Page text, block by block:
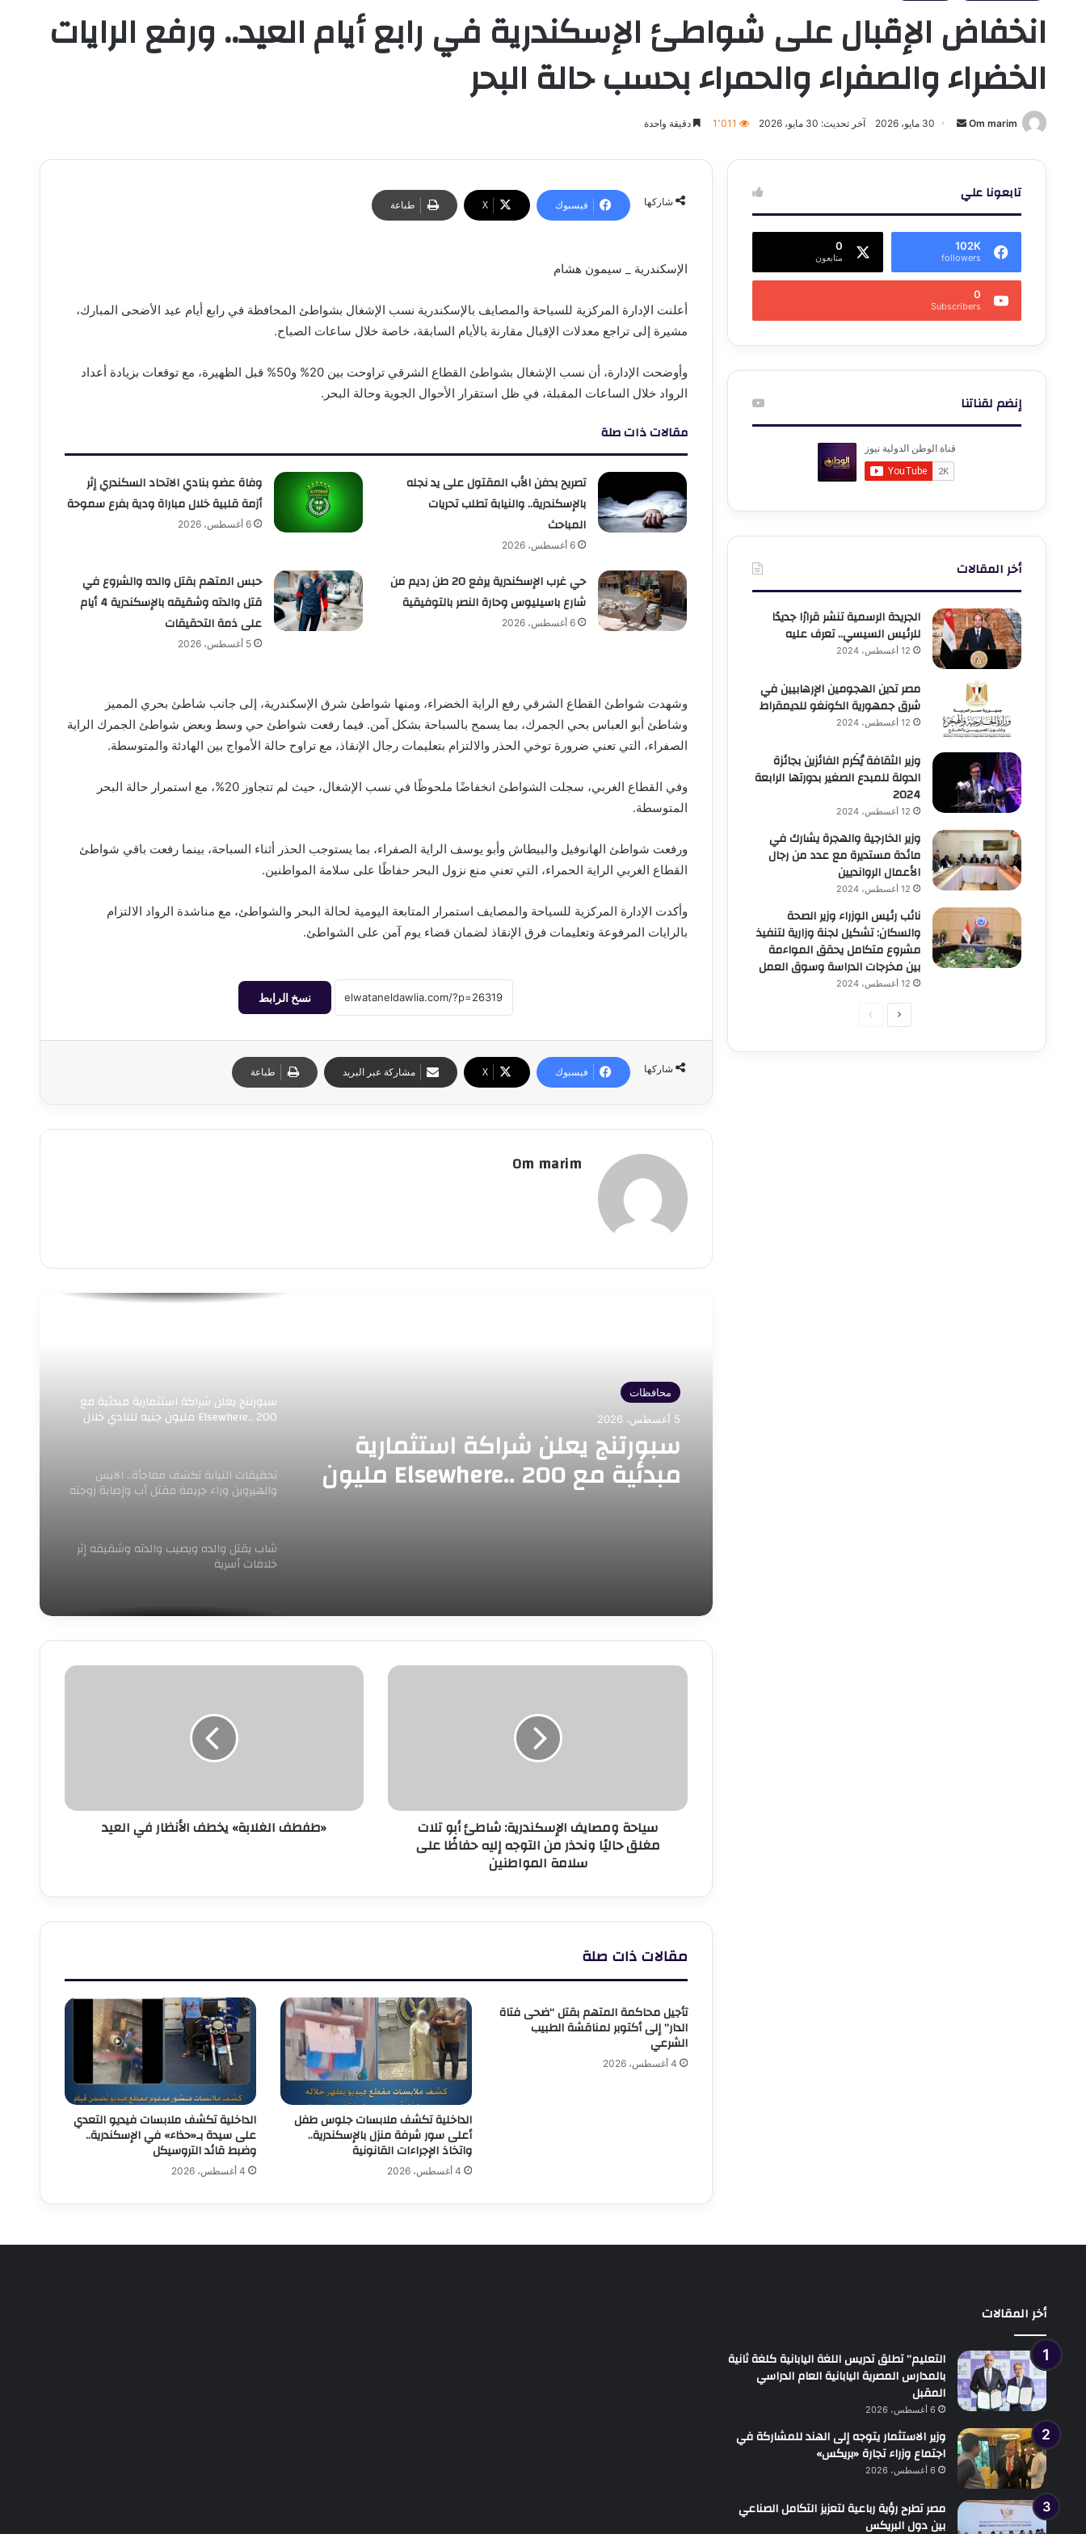
انخفاض الإقبال على شواطئ الإسكندرية في رابع أيام العيد.. ورفع الرايات
الخضراء والصفراء والحمراء بحسب حالة البحر
Om marim
أرسل
إلكترونيا
30 مايو، 2026 آخر تحديث: 30 مايو، 2026 1٬011 دقيقة واحدة
شاركها فيسبوك ‫X طباعة
الإسكندرية _ سيمون هشام
أعلنت الإدارة المركزية للسياحة والمصايف بالإسكندرية نسب الإشغال بشواطئ المحافظة في رابع أيام عيد الأضحى المبارك،
مشيرة إلى تراجع معدلات الإقبال مقارنة بالأيام السابقة، خاصة خلال ساعات الصباح.
وأوضحت الإدارة، أن نسب الإشغال بشواطئ القطاع الشرقي تراوحت بين 20% و50% قبل الظهيرة، مع توقعات بزيادة أعداد
الرواد خلال الساعات المقبلة، في ظل استقرار الأحوال الجوية وحالة البحر.
مقالات ذات صلة
تصريح بدفن الأب المقتول على يد نجله
بالإسكندرية.. والنيابة تطلب تحريات
المباحث
6 أغسطس، 2026
وفاة عضو بنادي الاتحاد السكندري إثر
أزمة قلبية خلال مباراة ودية بفرع سموحة
6 أغسطس، 2026
حي غرب الإسكندرية يرفع 20 طن رديم من
شارع باسيليوس وحارة النصر بالتوفيقية
6 أغسطس، 2026
حبس المتهم بقتل والده والشروع في
قتل والدته وشقيقه بالإسكندرية 4 أيام
على ذمة التحقيقات
5 أغسطس، 2026
وشهدت شواطئ القطاع الشرقي رفع الراية الخضراء، ومنها شواطئ شرق الإسكندرية، إلى جانب شاطئ بحري المميز
وشاطئ أبو العباس بحي الجمرك، بما يسمح بالسباحة بشكل آمن. فيما رفعت شواطئ حي وسط وبعض شواطئ الجمرك الراية
الصفراء، التي تعني ضرورة توخي الحذر والالتزام بتعليمات رجال الإنقاذ، مع تراوح حالة الأمواج بين الهادئة والمتوسطة.
وفي القطاع الغربي، سجلت الشواطئ انخفاضًا ملحوظًا في نسب الإشغال، حيث لم تتجاوز 20%، مع استمرار حالة البحر
المتوسطة.
ورفعت شواطئ الهانوفيل والبيطاش وأبو يوسف الراية الصفراء، بما يستوجب الحذر أثناء السباحة، بينما رفعت باقي شواطئ
القطاع الغربي الراية الحمراء، التي تعني منع نزول البحر حفاظًا على سلامة المواطنين.
وأكدت الإدارة المركزية للسياحة والمصايف استمرار المتابعة اليومية لحالة البحر والشواطئ، مع مناشدة الرواد الالتزام
بالرايات المرفوعة وتعليمات فرق الإنقاذ لضمان قضاء يوم آمن على الشواطئ.
نسخ الرابط
شاركها فيسبوك ‫X مشاركة عبر البريد طباعة
Om marim
محافظات
5 أغسطس، 2026
سبورتنج يعلن شراكة استثمارية
مبدئية مع Elsewhere.. 200 مليون
جنيه للنادي خلال عام
سبورتنج يعلن شراكة استثمارية مبدئية مع
Elsewhere.. 200 مليون جنيه للنادي خلال
تحقيقات النيابة تكشف مفاجأة.. الآيس
والهيروين وراء جريمة مقتل أب وإصابة زوجته
شاب يقتل والده ويصيب والدته وشقيقه إثر
خلافات أسرية
سياحة
ونحذر
سياحة ومصايف الإسكندرية: شاطئ أبو تلات
مغلق حاليًا ونحذر من التوجه إليه حفاظًا على
سلامة المواطنين
«طفطف
«طفطف الغلابة» يخطف الأنظار في العيد
مقالات ذات صلة
تأجيل محاكمة المتهم بقتل “ضحى فتاة
الدار” إلى أكتوبر لمناقشة الطبيب
الشرعي
4 أغسطس، 2026
الداخلية تكشف ملابسات جلوس طفل
أعلى سور شرفة منزل بالإسكندرية..
واتخاذ الإجراءات القانونية
4 أغسطس، 2026
الداخلية تكشف ملابسات فيديو التعدي
على سيدة بـ«حذاء» في الإسكندرية..
وضبط قائد التروسيكل
4 أغسطس، 2026
تابعونا علي
102K
followers
0
متابعون
0
Subscribers
إنضم لقناتنا
أخر المقالات
الجريدة الرسمية تنشر قرارًا جديدًا
للرئيس السيسي.. تعرف عليه
12 أغسطس، 2024
مصر تدين الهجومين الإرهابيين في
شرق جمهورية الكونغو للديمقراط
12 أغسطس، 2024
وزير الثقافة يُكَرم الفائزين بجائزة
الدولة للمبدع الصغير بدورتها الرابعة
2024
12 أغسطس، 2024
وزير الخارجية والهجرة يشارك في
مائدة مستديرة مع عدد من رجال
الأعمال الروانديين
12 أغسطس، 2024
نائب رئيس الوزراء وزير الصحة
والسكان: تشكيل لجنة وزارية لتنفيذ
مشروع متكامل يحقق المواءمة
بين مخرجات الدراسة وسوق العمل
12 أغسطس، 2024
الصفحةالصفحة
أخر المقالات
التعليم” تطلق تدريس اللغة اليابانية كلغة ثانية
بالمدارس المصرية اليابانية العام الدراسي
المقبل
6 أغسطس، 2026
وزير الاستثمار يتوجه إلى الهند للمشاركة في
اجتماع وزراء تجارة «بريكس»
6 أغسطس، 2026
مصر تطرح رؤية رباعية لتعزيز التكامل الصناعي
بين دول البريكس